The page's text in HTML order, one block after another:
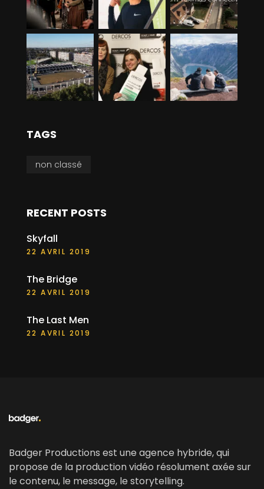
TAGS
non classé
RECENT POSTS
Skyfall
22 AVRIL 2019
The Bridge
22 AVRIL 2019
The Last Men
22 AVRIL 2019
Badger Productions est une agence hybride, qui
propose de la production vidéo résolument axée sur
le contenu, le message, le storytelling.